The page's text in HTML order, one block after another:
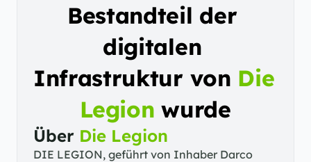
Bestandteil der
digitalen
Infrastruktur von Die
Legion wurde
Über Die Legion
DIE LEGION, geführt von Inhaber Darco